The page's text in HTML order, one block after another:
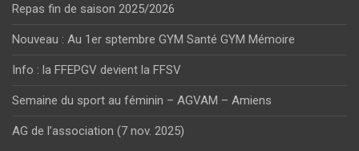
Repas fin de saison 2025/2026
Nouveau : Au 1er sptembre GYM Santé GYM Mémoire
Info : la FFEPGV devient la FFSV
Semaine du sport au féminin – AGVAM – Amiens
AG de l’association (7 nov. 2025)